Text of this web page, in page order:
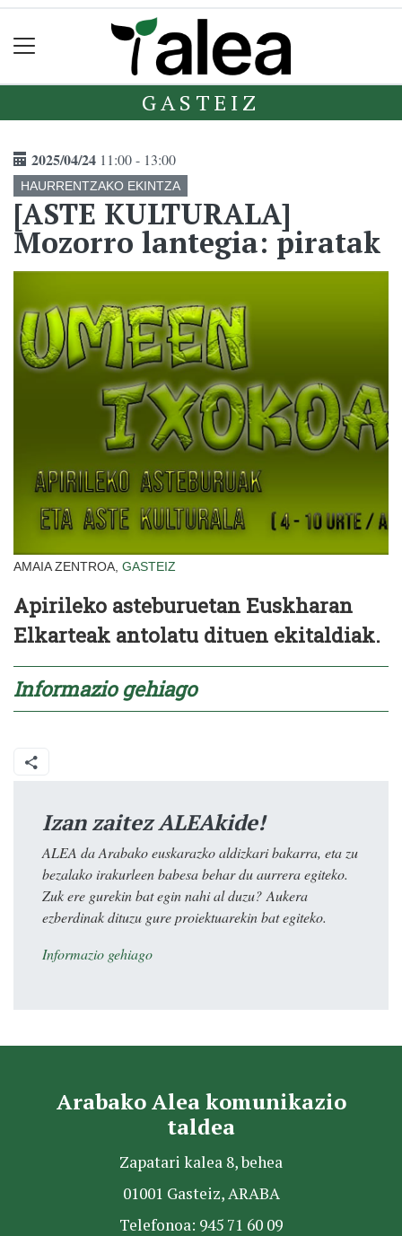
GASTEIZ
2025/04/24 11:00 - 13:00
HAURRENTZAKO EKINTZA
[ASTE KULTURALA]
Mozorro lantegia: piratak
AMAIA ZENTROA, GASTEIZ
Apirileko asteburuetan Euskharan
Elkarteak antolatu dituen ekitaldiak.
Informazio gehiago
Izan zaitez ALEAkide!
ALEA da Arabako euskarazko aldizkari bakarra, eta zu
bezalako irakurleen babesa behar du aurrera egiteko.
Zuk ere gurekin bat egin nahi al duzu? Aukera
ezberdinak dituzu gure proiektuarekin bat egiteko.
Informazio gehiago
Arabako Alea komunikazio
taldea
Zapatari kalea 8, behea
01001 Gasteiz, ARABA
Telefonoa: 945 71 60 09